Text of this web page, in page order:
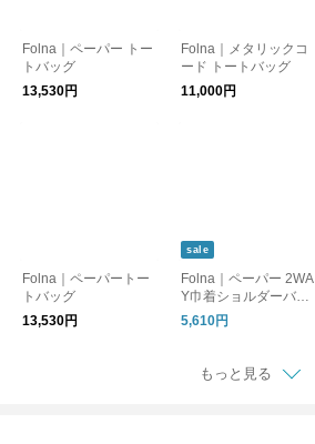
Folna｜ペーパー トー
トバッグ
13,530円
Folna｜メタリックコ
ード トートバッグ
11,000円
Folna｜ペーパートー
トバッグ
13,530円
sale
Folna｜ペーパー 2WA
Y巾着ショルダーバッ
グ
5,610円
もっと見る